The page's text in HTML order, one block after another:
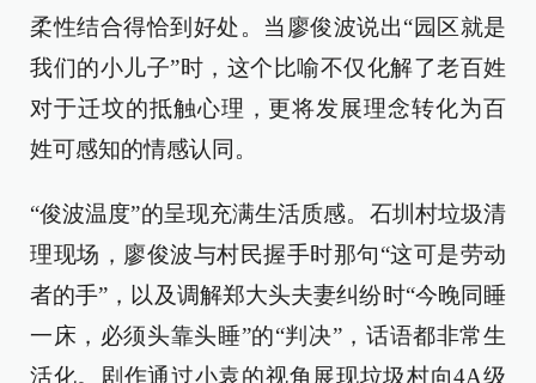
柔性结合得恰到好处。当廖俊波说出“园区就是
我们的小儿子”时，这个比喻不仅化解了老百姓
对于迁坟的抵触心理，更将发展理念转化为百
姓可感知的情感认同。
“俊波温度”的呈现充满生活质感。石圳村垃圾清
理现场，廖俊波与村民握手时那句“这可是劳动
者的手”，以及调解郑大头夫妻纠纷时“今晚同睡
一床，必须头靠头睡”的“判决”，话语都非常生
活化。剧作通过小袁的视角展现垃圾村向4A级